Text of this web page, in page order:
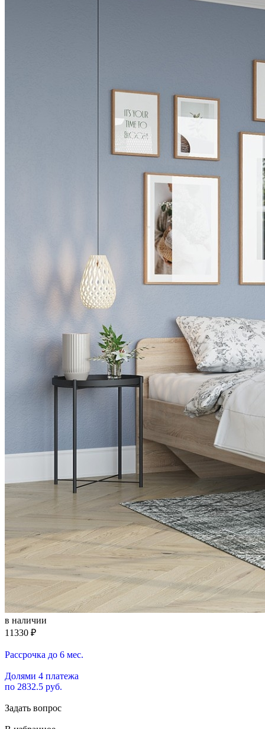
в наличии
11330 ₽
Рассрочка до 6 мес.
Долями 4 платежа
по 2832.5 руб.
Задать вопрос